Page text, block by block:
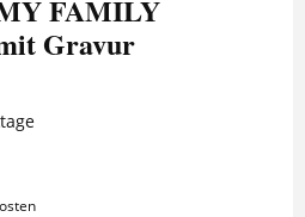
FAMILY
Gravur